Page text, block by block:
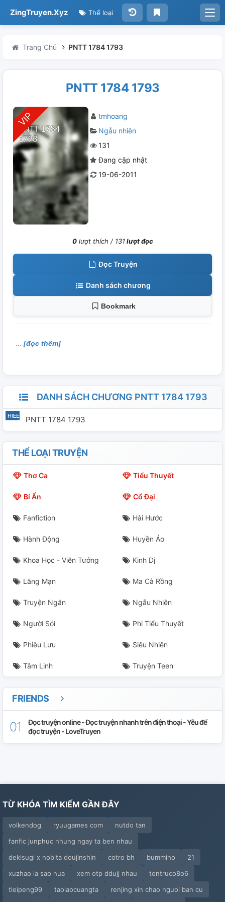
ZingTruyen.Xyz Thể loại
Trang Chủ PNTT 1784 1793
PNTT 1784 1793
tmhoang
Ngẫu nhiên
131
Đang cập nhật
19-06-2011
0lượt thích / 131lượt đọc
Đọc Truyện
Danh sách chương
Bookmark
[đọc thêm]
DANH SÁCH CHƯƠNG PNTT 1784 1793
PNTT 1784 1793
THỂ LOẠI TRUYỆN
Thơ Ca Tiểu Thuyết
Bí Ẩn Cổ Đại
Fanfiction Hài Hước
Hành Động Huyền Ảo
Khoa Học - Viễn Tưởng Kinh Dị
Lãng Mạn Ma Cà Rồng
Truyện Ngắn Ngẫu Nhiên
Người Sói Phi Tiểu Thuyết
Phiêu Lưu Siêu Nhiên
Tâm Linh Truyện Teen
FRIENDS
Đọc truyện online - Đọc truyện nhanh trên điện thoại - Yêu để
đọc truyện - LoveTruyen
TỪ KHÓA TÌM KIẾM GẦN ĐÂY
volkendog ryuugames com
nutdo tan
fanfic junphuc nhung ngay ta ben nhau
dekisugi x nobita doujinshin
cotro bh bummiho
21
xuzhao la sao nua
xem otp ddujj nhau
tontruco8o6
tleipeng99
taolaocuangta
renjing xin chao nguoi ban cu